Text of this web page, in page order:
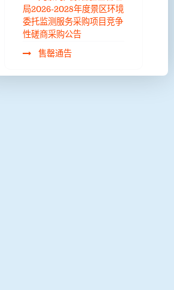
局2026-2028年度景区环境
委托监测服务采购项目竞争
性磋商采购公告
售罄通告